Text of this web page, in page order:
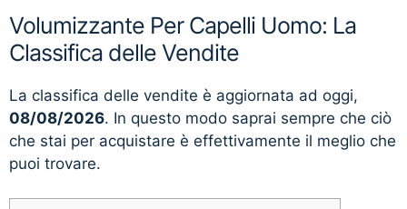
Volumizzante Per Capelli Uomo: La
Classifica delle Vendite
La classifica delle vendite è aggiornata ad oggi,
08/08/2026. In questo modo saprai sempre che ciò
che stai per acquistare è effettivamente il meglio che
puoi trovare.